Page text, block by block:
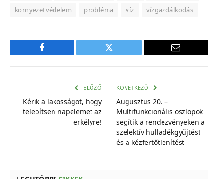
környezetvédelem
probléma víz vízgazdálkodás
Facebook Twitter
E-
ELŐZŐ
Kérik a lakosságot, hogy
telepítsen napelemet az
erkélyre!
KÖVETKEZŐ
Augusztus 20. –
Multifunkcionális oszlopok
segítik a rendezvényeken a
szelektív hulladékgyűjtést
és a kézfertőtlenítést